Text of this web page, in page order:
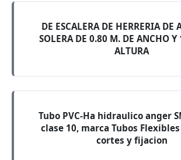
DE ESCALERA DE HERRERIA DE
SOLERA DE 0.80 M. DE ANCHO Y
ALTURA
Tubo PVC-Ha hidraulico anger
clase 10, marca Tubos
cortes y fijacion